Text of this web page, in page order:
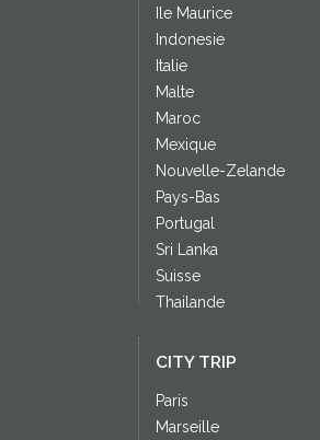
Ile Maurice
Indonesie
Italie
Malte
Maroc
Mexique
Nouvelle-Zelande
Pays-Bas
Portugal
Sri Lanka
Suisse
Thailande
CITY TRIP
Paris
Marseille